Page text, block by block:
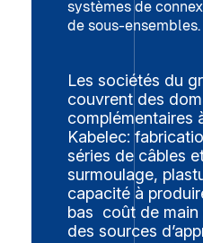
systèmes de
de sous-ensembles.
Les sociétés du
couvrent des
complémentaires
Kabelec:
séries de câbles
surmoulage,
capacité à
bas coût de main
des sources